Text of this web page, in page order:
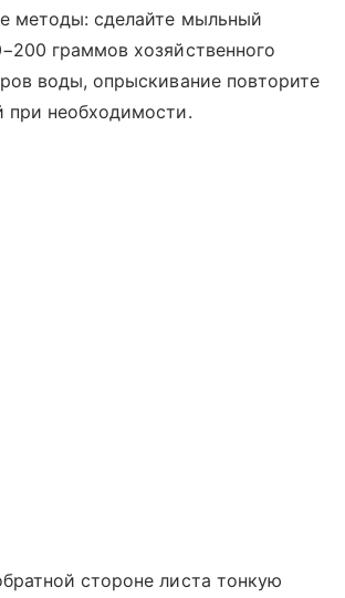
методы: сделайте мыльный
граммов хозяйственного
воды, опрыскивание повторите
при необходимости.
стороне листа тонкую